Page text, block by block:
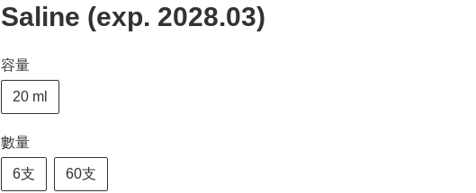
Saline (exp. 2028.03)
容量
20 ml
數量
6支 60支